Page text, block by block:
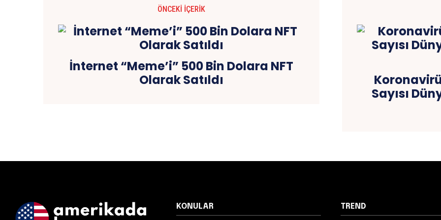
ÖNCEKI İÇERIK
İnternet “Meme’i” 500 Bin Dolara NFT
Olarak Satıldı
Sayısı
KONULAR TREND